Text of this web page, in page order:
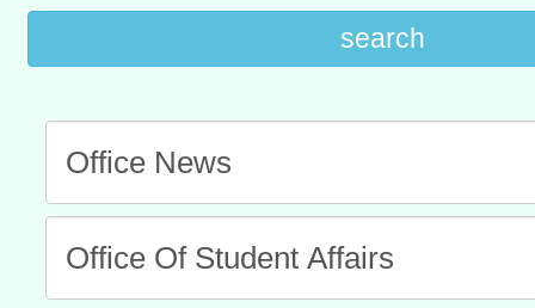
進學校輔導計畫師資專業
search